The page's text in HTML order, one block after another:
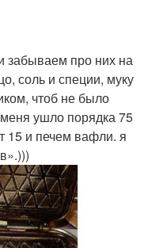
забываем про них на
соль и специи, муку
чтоб не было
ушло порядка 75
15 и печем вафли. я